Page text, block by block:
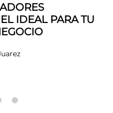
IDEAL PARA TU